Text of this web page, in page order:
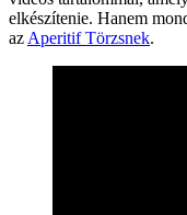
elkészítenie. Hanem
az Aperitif Törzsnek.